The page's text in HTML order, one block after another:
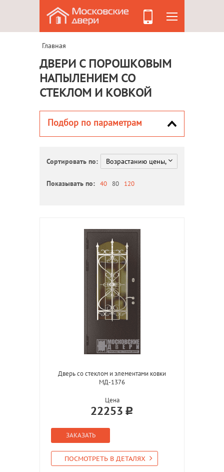
Главная
ДВЕРИ С ПОРОШКОВЫМ
НАПЫЛЕНИЕМ СО
СТЕКЛОМ И КОВКОЙ
Подбор по параметрам
Сортировать по:
Показывать по: 40 80 120
Дверь со стеклом и элементами ковки
МД-1376
Цена
22253
ЗАКАЗАТЬ
ПОСМОТРЕТЬ В ДЕТАЛЯХ